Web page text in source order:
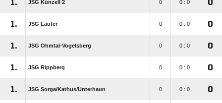
1. JSG Künzell 2 0 0 : 0 0
1. JSG Lauter 0 0 : 0 0
1. JSG Ohmtal-Vogelsberg 0 0 : 0 0
1. JSG Rippberg 0 0 : 0 0
1. JSG Sorga/​Kathus/​Unterhaun 0 0 : 0 0